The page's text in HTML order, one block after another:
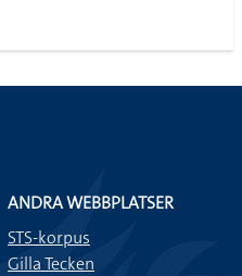
ANDRA WEBBPLATSER
STS-korpus
Gilla Tecken